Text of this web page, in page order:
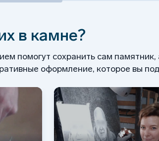
в камне?
помогут сохранить сам
оформление, которое вы